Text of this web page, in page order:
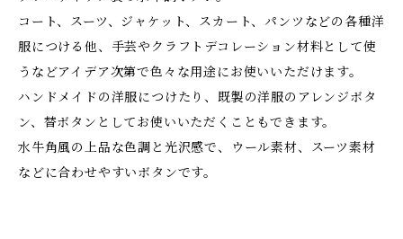
コート、スーツ、ジャケット、スカート、パンツなどの各種洋
服につける他、手芸やクラフトデコレーション材料として使
うなどアイデア次第で色々な用途にお使いいただけます。
ハンドメイドの洋服につけたり、既製の洋服のアレンジボタ
ン、替ボタンとしてお使いいただくこともできます。
水牛角風の上品な色調と光沢感で、ウール素材、スーツ素材
などに合わせやすいボタンです。